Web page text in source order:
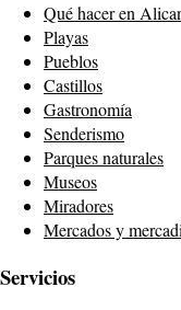
Qué hacer en
Playas
Pueblos
Castillos
Gastronomía
Senderismo
Parques naturales
Museos
Miradores
Mercados y
Servicios